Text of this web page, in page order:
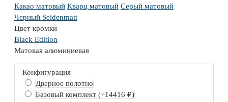
Какао матовый Кварц матовый Серый матовый
Черный Seidenmatt
Цвет кромки
Black Edition
Матовая алюминиевая
Конфигурация
Дверное полотно
Базовый комплект (+14416 ₽)